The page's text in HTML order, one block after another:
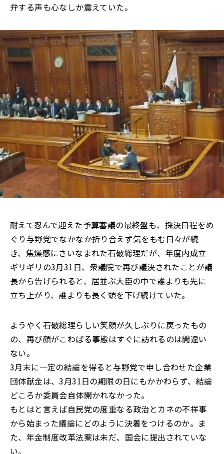
弁する声も心なしか震えていた。
耐えて忍んで迎えた予算審議の最終盤も、採決日程をめ
ぐり与野党でなかなか折り合えず気をもむ日々が続
き、焦燥感にさいなまれた石破総理だが、年度内成立
ギリギリの3月31日、衆議院で再び議決されたことが議
長から告げられると、居並ぶ大臣の中で誰よりも先に
立ち上がり、誰よりも長く頭を下げ続けていた。
ようやく石破総理らしい笑顔が久しぶりに戻ったもの
の、再び顔がこわばる事態はすぐに訪れるのは間違い
ない。
3月末に一定の結論を得ると与野党で申し合わせた企業
団体献金は、3月31日の期限の日にもかかわらず、結論
どころか委員会自体開かれなかった。
もとはと言えば自民党の度重なる政治とカネの不祥事
から始まった議論にどのように決着をつけるのか。ま
た、年金制度改革法案は未だ、国会に提出されていな
い。